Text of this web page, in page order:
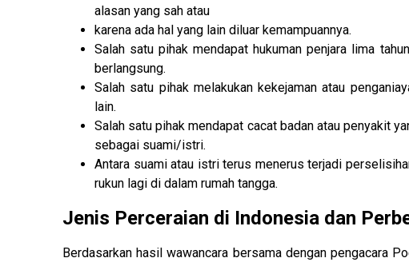
alasan yang sah atau
karena ada hal yang lain diluar kemampuannya.
Salah satu pihak mendapat hukuman penjara lima
berlangsung.
Salah satu pihak melakukan kekejaman atau
lain.
Salah satu pihak mendapat cacat badan atau penyakit
sebagai suami/istri.
Antara suami atau istri terus menerus terjadi
rukun lagi di dalam rumah tangga.
Jenis Perceraian di Indonesia dan
Berdasarkan hasil wawancara bersama dengan pengacara